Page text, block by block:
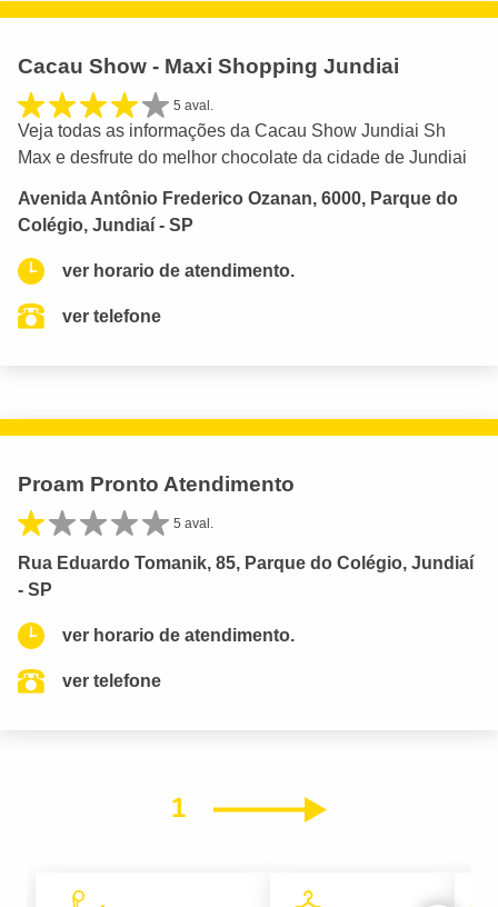
Cacau Show - Maxi Shopping Jundiai
5 aval.
Veja todas as informações da Cacau Show Jundiai Sh
Max e desfrute do melhor chocolate da cidade de Jundiai
Avenida Antônio Frederico Ozanan, 6000, Parque do
Colégio, Jundiaí - SP
ver horario de atendimento.
ver telefone
Proam Pronto Atendimento
5 aval.
Rua Eduardo Tomanik, 85, Parque do Colégio, Jundiaí
- SP
ver horario de atendimento.
ver telefone
1 Próximo